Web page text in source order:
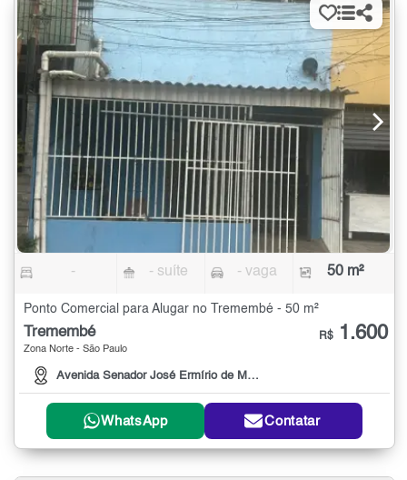
- - suíte - vaga 50 m²
Ponto Comercial para Alugar no Tremembé - 50 m²
Tremembé
Zona Norte - São Paulo
Avenida Senador José Ermírio de Moraes, 817
R$ 1.600
WhatsApp Contatar